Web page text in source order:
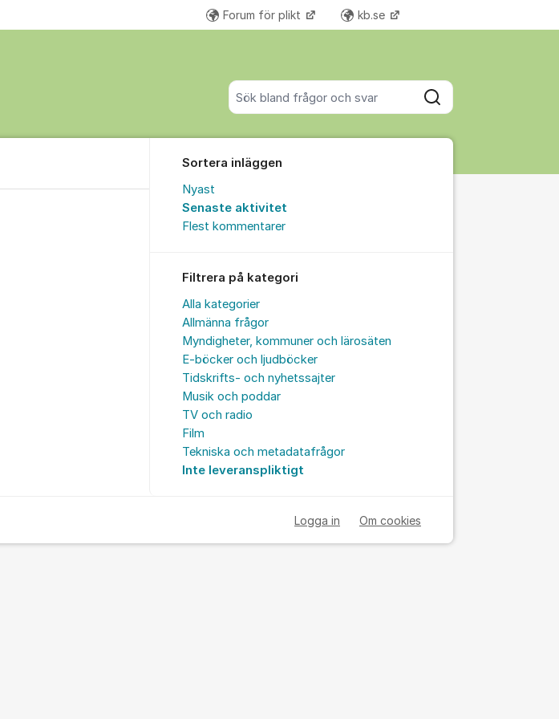
Sök bland alla inlägg
Sök
Forum för plikt kb.se Fler supportlänkar
Sortera inläggen
Nyast
Senaste aktivitet
Flest kommentarer
Filtrera på kategori
Alla kategorier
Allmänna frågor
Myndigheter, kommuner och lärosäten
E-böcker och ljudböcker
Tidskrifts- och nyhetssajter
Musik och poddar
TV och radio
Film
Tekniska och metadatafrågor
Inte leveranspliktigt
Logga in Om cookies